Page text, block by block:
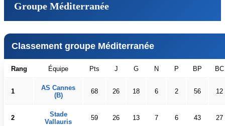
Groupe Méditerranée
Classement groupe Méditerranée
Rang Équipe Pts J G N P BP BC
1
AS Cannes
(B)
68 26 18 6 2 56 12
2
Stade
Vallauris
59 26 13 7 6 43 27